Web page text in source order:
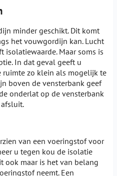
minder geschikt. Dit komt
het vouwgordijn kan. Lucht
Maar soms is
In dat geval geeft u
ruimte zo klein als mogelijk te
boven de vensterbank geef
onderlat op de vensterbank
van een voeringstof voor
u tegen kou de isolatie
ook maar is het van belang
neemt. Een